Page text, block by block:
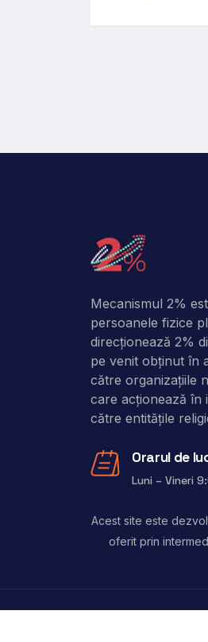
Mecanismul 2%
persoanele fizice
direcţionează 2%
pe venit obţinut în
către organizaţiile
care acţionează în
către entitățile
Orarul de
Luni – Vineri
Acest site este
oferit prin